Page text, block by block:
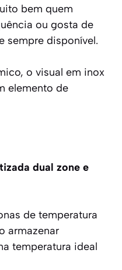
bem quem
ou gosta de
sempre disponível.
o visual em inox
elemento de
dual zone e
de temperatura
armazenar
temperatura ideal